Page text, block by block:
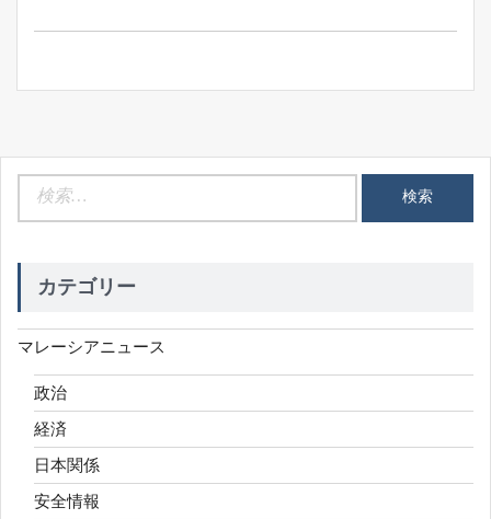
ゲ
シ
ン
カテゴリー
マレーシアニュース
政治
経済
日本関係
安全情報